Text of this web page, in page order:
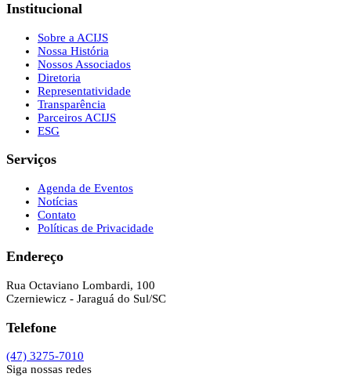
Institucional
Sobre a ACIJS
Nossa História
Nossos Associados
Diretoria
Representatividade
Transparência
Parceiros ACIJS
ESG
Serviços
Agenda de Eventos
Notícias
Contato
Políticas de Privacidade
Endereço
Rua Octaviano Lombardi, 100
Czerniewicz - Jaraguá do Sul/SC
Telefone
(47) 3275-7010
Siga nossas redes